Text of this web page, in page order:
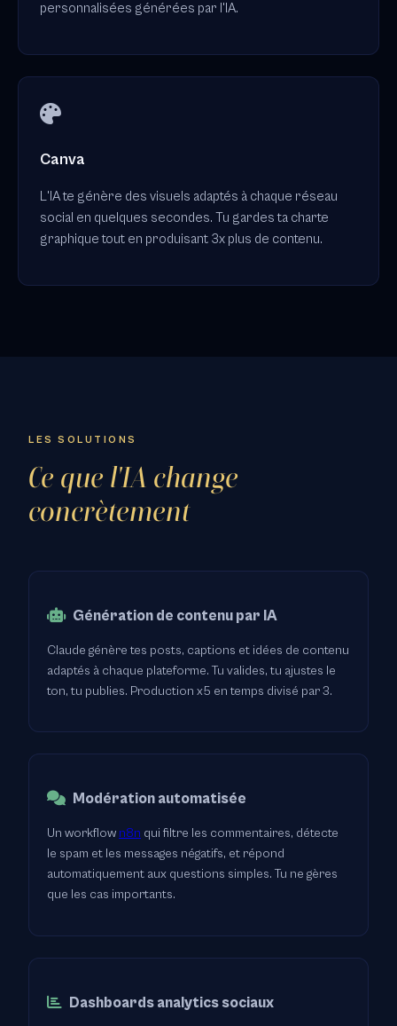
personnalisées générées par l'IA.
Canva
L'IA te génère des visuels adaptés à chaque réseau
social en quelques secondes. Tu gardes ta charte
graphique tout en produisant 3x plus de contenu.
LES SOLUTIONS
Ce que l'IA change
concrètement
Génération de contenu par IA
Claude génère tes posts, captions et idées de contenu
adaptés à chaque plateforme. Tu valides, tu ajustes le
ton, tu publies. Production x5 en temps divisé par 3.
Modération automatisée
Un workflow n8n qui filtre les commentaires, détecte
le spam et les messages négatifs, et répond
automatiquement aux questions simples. Tu ne gères
que les cas importants.
Dashboards analytics sociaux